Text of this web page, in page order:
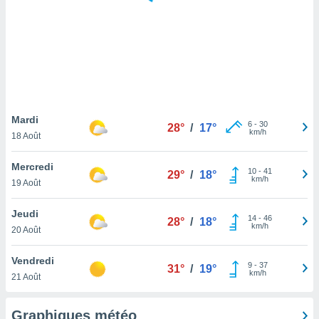
notre
que
et que
Mardi
18 Août
28° / 17° 6- 30
km/h
Mercredi
19 Août
29° / 18° 10- 41
km/h
Jeudi
20 Août
28° / 18° 14- 46
km/h
Vendredi
21 Août
31° / 19° 9- 37
km/h
Graphiques météo